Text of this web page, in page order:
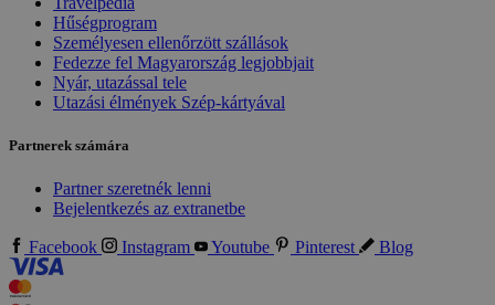
Hűségprogram
Személyesen ellenőrzött szállások
Fedezze fel Magyarország legjobbjait
Nyár, utazással tele
Utazási élmények Szép-kártyával
Partnerek számára
Partner szeretnék lenni
Bejelentkezés az extranetbe
Facebook Instagram Youtube Pinterest Blog